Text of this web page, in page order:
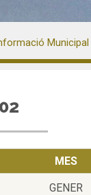
Municipal
MES
GENER